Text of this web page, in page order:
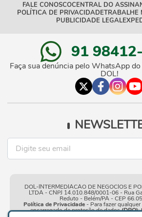
FALE CONOSCOCENTRAL DO
POLÍTICA DE PRIVACIDADETRABALHE
PUBLICIDADE LEGAL
91
Faça sua denúncia pelo WhatsApp
DOL!
DOL-INTERMEDIACAO DE NEGOCIOS E
LTDA - CNPJ 14.010.848/0001-06 - Rua
Reduto - Belém/PA - CEP
Política de Privacidade- Para fazer
encarregado de proteção de dados(DPO):